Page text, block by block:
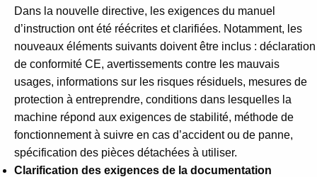
Dans la nouvelle directive, les exigences du manuel
d’instruction ont été réécrites et clarifiées. Notamment, les
nouveaux éléments suivants doivent être inclus : déclaration
de conformité CE, avertissements contre les mauvais
usages, informations sur les risques résiduels, mesures de
protection à entreprendre, conditions dans lesquelles la
machine répond aux exigences de stabilité, méthode de
fonctionnement à suivre en cas d’accident ou de panne,
spécification des pièces détachées à utiliser.
Clarification des exigences de la documentation